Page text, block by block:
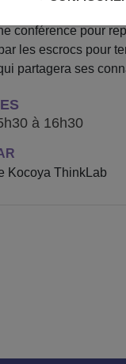
conférence pour
les escrocs pour
partagera ses
à 16h30
Kocoya ThinkLab